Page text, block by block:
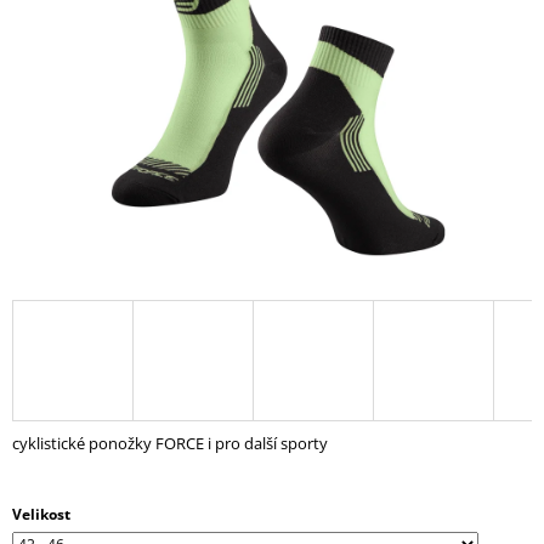
cyklistické ponožky FORCE i pro další sporty
Velikost
P
O
Č